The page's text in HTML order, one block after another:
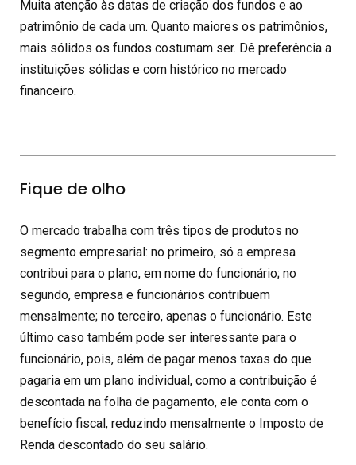
Muita atenção às datas de criação dos fundos e ao
patrimônio de cada um. Quanto maiores os patrimônios,
mais sólidos os fundos costumam ser. Dê preferência a
instituições sólidas e com histórico no mercado
financeiro.
Fique de olho
O mercado trabalha com três tipos de produtos no
segmento empresarial: no primeiro, só a empresa
contribui para o plano, em nome do funcionário; no
segundo, empresa e funcionários contribuem
mensalmente; no terceiro, apenas o funcionário. Este
último caso também pode ser interessante para o
funcionário, pois, além de pagar menos taxas do que
pagaria em um plano individual, como a contribuição é
descontada na folha de pagamento, ele conta com o
benefício fiscal, reduzindo mensalmente o Imposto de
Renda descontado do seu salário.